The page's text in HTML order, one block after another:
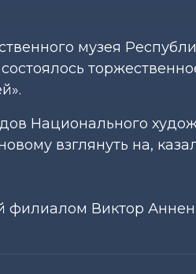
музея
Национального
взглянуть на,
Виктор